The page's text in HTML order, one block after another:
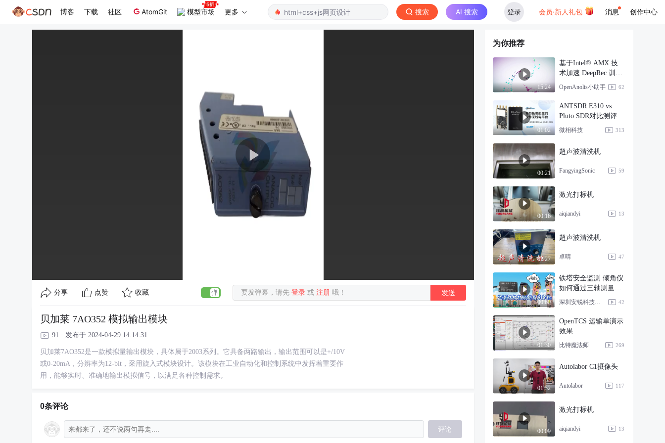
博客 下载 社区 AtomGit 模型市场 更多 搜索 AI 搜索 登录 会员·新人礼包 消息 创作中心
分享 点赞 收藏 要发弹幕，请先登录 或注册 哦！ 发送
贝加莱 7AO352 模拟输出模块
91 · 发布于 2024-04-29 14:14:31
贝加莱7AO352是一款模拟量输出模块，具体属于2003系列。它具备两路输出，输出范围可以是+/10V
或0-20mA，分辨率为12-bit，采用旋入式模块设计。该模块在工业自动化和控制系统中发挥着重要作
用，能够实时、准确地输出模拟信号，以满足各种控制需求。
0条评论
评论
为你推荐
15:24
基于Intel® AMX 技
术加速 DeepRec 训练
性能
OpenAnolis小助手 62
01:02
ANTSDR E310 vs
Pluto SDR对比测评
微相科技 313
00:21
超声波清洗机
FangyingSonic 59
00:16
激光打标机
aiqiandyi 13
02:27
超声波清洗机
卓晴 47
00:60
铁塔安全监测 倾角仪
如何通过三轴测量反
映倾斜状态？
深圳安锐科技有限公司 42
01:30
OpenTCS 运输单演示
效果
比特魔法师 269
01:52
Autolabor C1摄像头
Autolabor 117
00:09
激光打标机
aiqiandyi 13